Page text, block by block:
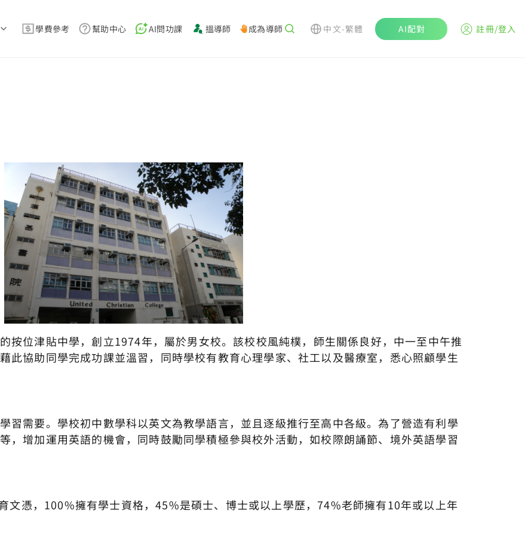
學費參考 幫助中心 AI問功課 搵導師 成為導師 中文-繁體 AI配對 註冊/登入
按位津貼中學，創立1974年，屬於男女校。該校校風純樸，師生關係良好，中一至中午推
此協助同學完成功課並溫習，同時學校有教育心理學家、社工以及醫療室，悉心照顧學生
習需要。學校初中數學科以英文為教學語言，並且逐級推行至高中各級。為了營造有利學
，增加運用英語的機會，同時鼓勵同學積極參與校外活動，如校際朗誦節、境外英語學習
文憑，100%擁有學士資格，45%是碩士、博士或以上學歷，74%老師擁有10年或以上年